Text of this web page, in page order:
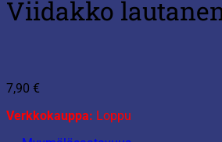
Viidakko
7,90 €
Verkkokauppa: Loppu